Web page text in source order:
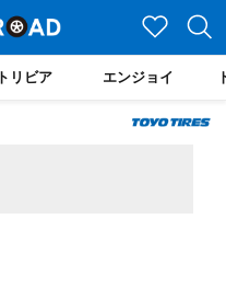
トリビア エンジョイ